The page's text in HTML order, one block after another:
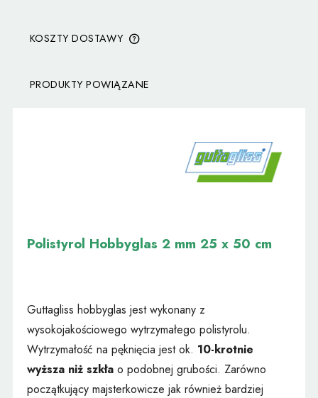
KOSZTY DOSTAWY
CENA NIE ZAWIERA EWENTUALNYCH KOSZTÓW
PRODUKTY POWIĄZANE
Polistyrol Hobbyglas 2 mm 25 x 50 cm
Guttagliss hobbyglas jest wykonany z
wysokojakościowego wytrzymałego polistyrolu.
Wytrzymałość na pęknięcia jest ok. 10-krotnie
wyższa niż szkłao podobnej grubości. Zarówno
początkujący majsterkowicze jak również bardziej